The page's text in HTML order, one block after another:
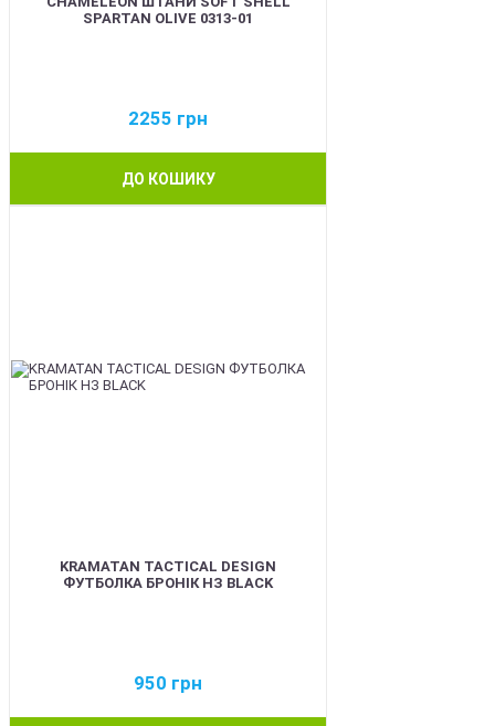
SPARTAN OLIVE 0313-01
2255 грн
ДО КОШИКУ
KRAMATAN TACTICAL DESIGN
ФУТБОЛКА БРОНІК НЗ BLACK
950 грн